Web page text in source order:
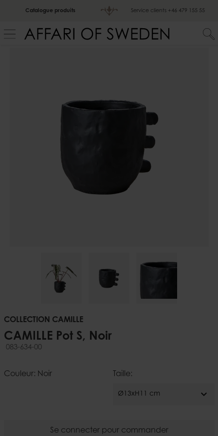
Catalogue produits Service clients +46 479 155 55
COLLECTION CAMILLE
CAMILLE Pot S, Noir
083-634-00
Couleur: Noir Taille:
Ø13xH11 cm expand_more
Se connecter pour commander